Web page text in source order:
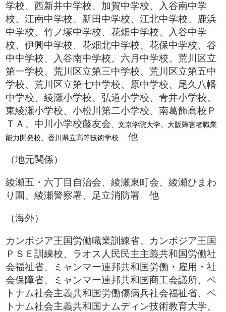
学校、西新井中学校、加賀中学校、入谷南中学
校、江南中学校、新田中学校、江北中学校、鹿浜
中学校、竹ノ塚中学校、花畑中学校、入谷中学
校、伊興中学校、花畑北中学校、花保中学校、谷
中中学校、入谷南中学校、六月中学校、荒川区立
第一学校、荒川区立第三中学校、荒川区立第五中
学校、荒川区立第七中学校、原中学校、尾久八幡
中学校、綾瀬小学校、弘道小学校、青井小学校、
東綾瀬小学校、小松川第二小学校、南葛飾高校Ｐ
ＴＡ、中川小学校藤友会、文京学院大学、大阪障害者職業
能力開発校、 香川県立高等技術学校 他
（地元関係）
綾瀬五・六丁目自治会、綾瀬東町会、綾瀬ひまわ
り園、綾瀬警察署、足立消防署 他
（海外）
カンボジア王国労働職業訓練省、カンボジア王国
ＰＳＥ訓練校、ラオス人民民主主義共和国労働社
会福祉省、ミャンマー連邦共和国労働・雇用・社
会保障省、ミャンマー連邦共和国商工会議所、ベ
トナム社会主義共和国労働傷病兵社会福祉省、ベ
トナム社会主義共和国ナムディン技術教育大学、